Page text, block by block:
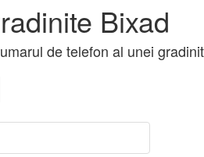
Bixad
de telefon al unei